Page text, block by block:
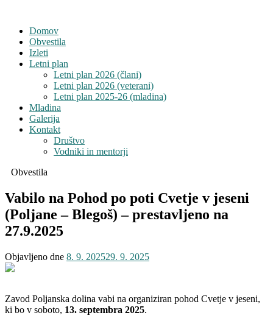
Domov
Obvestila
Izleti
Letni plan
Letni plan 2026 (člani)
Letni plan 2026 (veterani)
Letni plan 2025-26 (mladina)
Mladina
Galerija
Kontakt
Društvo
Vodniki in mentorji
Obvestila
Vabilo na Pohod po poti Cvetje v jeseni
(Poljane – Blegoš) – prestavljeno na
27.9.2025
Objavljeno dne 8. 9. 202529. 9. 2025
Zavod Poljanska dolina vabi na organiziran pohod Cvetje v jeseni,
ki bo v soboto, 13. septembra 2025.